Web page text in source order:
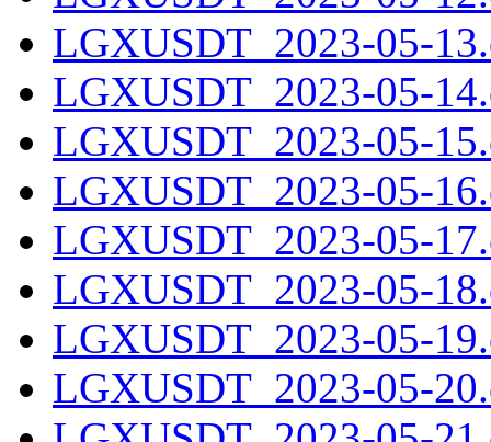
LGXUSDT_2023-05-
LGXUSDT_2023-05-
LGXUSDT_2023-05-
LGXUSDT_2023-05-
LGXUSDT_2023-05-
LGXUSDT_2023-05-
LGXUSDT_2023-05-
LGXUSDT_2023-05-